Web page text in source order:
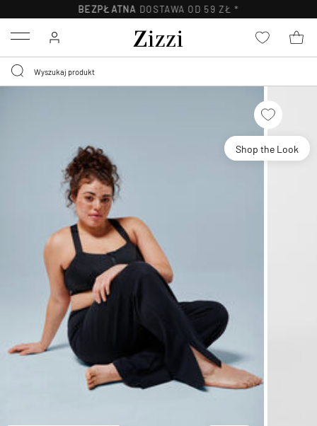
BEZPŁATNA DOSTAWA OD 59 ZŁ *
Menu
Shop the Look